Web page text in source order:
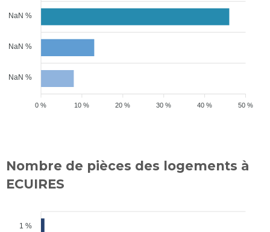
NaN %
NaN %
NaN %
50 %
40 %
30 %
20 %
10 %
0 %
Nombre de pièces des logements à
ECUIRES
1 %